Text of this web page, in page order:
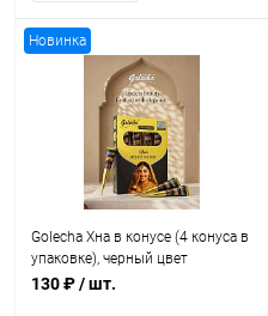
Новинка
Golecha Хна в конусе (4 конуса в
упаковке), черный цвет
130 ₽/ шт.